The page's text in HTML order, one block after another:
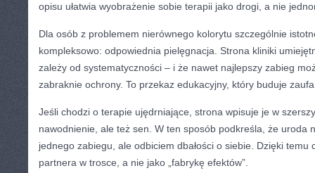
opisu ułatwia wyobrażenie sobie terapii jako drogi, a nie
Dla osób z problemem nierównego kolorytu szczególnie
kompleksowo: odpowiednia pielęgnacja. Strona kliniki
zależy od systematyczności – i że nawet najlepszy zabieg
zabraknie ochrony. To przekaz edukacyjny, który buduje
Jeśli chodzi o terapie ujędrniające, strona wpisuje je w
nawodnienie, ale też sen. W ten sposób podkreśla, że uroda
jednego zabiegu, ale odbiciem dbałości o siebie. Dzięki temu
partnera w trosce, a nie jako „fabrykę efektów”.